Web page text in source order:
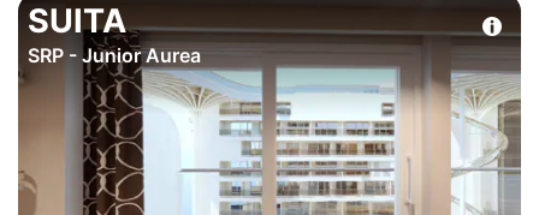
SUITA
SRP - Junior Aurea